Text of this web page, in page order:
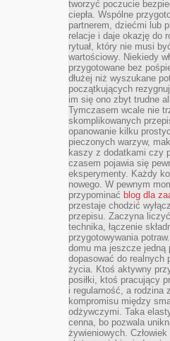
tworzyć poczucie
ciepła. Wspólne
partnerem, dziećmi lub
relacje i daje okazję do
rytuał, który nie musi
wartościowy. Niekiedy
przygotowane bez
dłużej niż wyszukane
początkujących
im się ono zbyt trudne
Tymczasem wcale nie
skomplikowanych
opanowanie kilku
pieczonych warzyw,
kaszy z dodatkami czy
czasem pojawia się
eksperymenty. Każdy
nowego. W pewnym
przypominać blog dla
przestaje chodzić
przepisu. Zaczyna
technika, łączenie
przygotowywania
domu ma jeszcze jedną
dopasować do realnych
życia. Ktoś aktywny
posiłki, ktoś pracujący
i regularność, a rodzina
kompromisu między
odżywczymi. Taka
cenna, bo pozwala
żywieniowych.